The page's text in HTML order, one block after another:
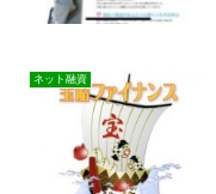
ネット融資